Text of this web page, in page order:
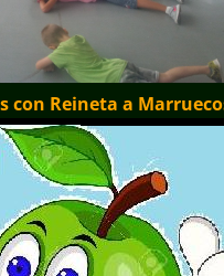
con Reineta a